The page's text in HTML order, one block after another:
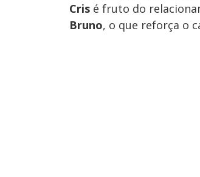
Cris é fruto do
Bruno, o que reforça o